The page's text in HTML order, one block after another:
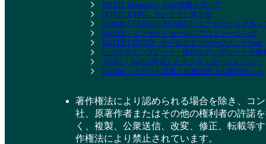
BOXIL Magazine - SaaS情報メディア
BOXIL EXPO - オンライン展示会
JAPAN LEADERS SUMMIT- エグゼクティブカン
BALES - インサイドセールスアウトソーシング
BALES CLOUD - セールスエンゲージメントSaaS
ビジネステンプレート - 便利なテンプレートを無
ADXL - SaaSに特化したデジタルエージェンシー
BizHint - クラウド活用と生産性向上の専門サイト
著作権法により認められる場合を除き、コ
社、原著作者またはその他の権利者の許諾
く、複製、公衆送信、改変、修正、転載等
作権法により禁止されています。